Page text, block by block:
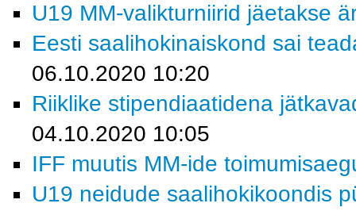
U19 MM-valikturniirid jäetakse
Eesti saalihokinaiskond sai
06.10.2020 10:20
Riiklike stipendiaatidena
04.10.2020 10:05
IFF muutis MM-ide
U19 neidude saalihokikoondis